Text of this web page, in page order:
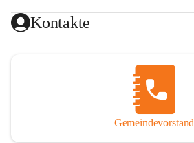
Kontakte
Gemeindevorstand